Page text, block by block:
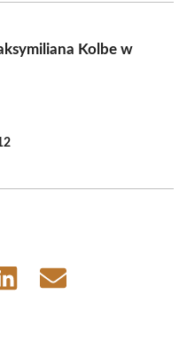
Kolbe w
Share
Share